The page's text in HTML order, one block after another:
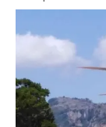
AGENDA
ITALIA
MONDO